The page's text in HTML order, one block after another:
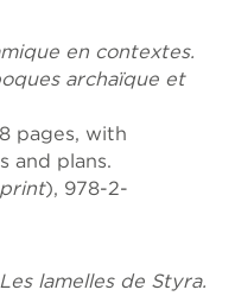
en contextes.
archaïque et
pages, with
and plans.
print), 978-2-
Les lamelles de Styra.